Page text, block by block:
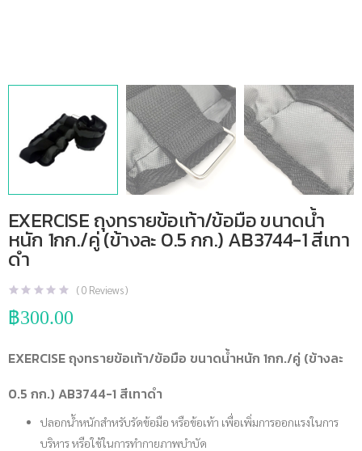
EXERCISE ถุงทรายข้อเท้า/ข้อมือ ขนาดน้ำ
หนัก 1กก./คู่ (ข้างละ 0.5 กก.) AB3744-1 สีเทา
ดำ
(0 Reviews )
฿300.00
EXERCISE ถุงทรายข้อเท้า/ข้อมือ ขนาดน้ำหนัก 1กก./คู่ (ข้างละ
0.5 กก.) AB3744-1 สีเทาดำ
ปลอกน้ำหนักสำหรับรัดข้อมือ หรือข้อเท้า เพื่อเพิ่มการออกแรงในการ
บริหาร หรือใช้ในการทำกายภาพบำบัด